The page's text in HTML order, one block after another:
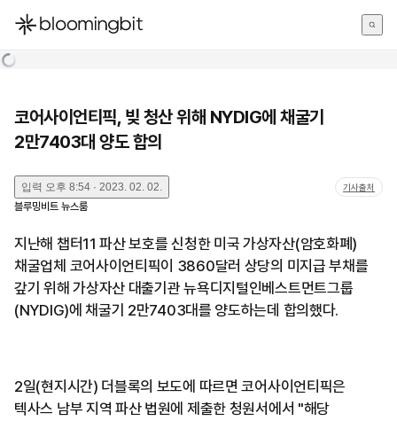
한국어
코어사이언티픽, 빚 청산 위해 NYDIG에 채굴기
2만7403대 양도 합의
입력 오후 8:54 · 2023. 02. 02. 기사출처
블루밍비트 뉴스룸
지난해 챕터11 파산 보호를 신청한 미국 가상자산(암호화폐)
채굴업체 코어사이언티픽이 3860달러 상당의 미지급 부채를
갚기 위해 가상자산 대출기관 뉴욕디지털인베스트먼트그룹
(NYDIG)에 채굴기 2만7403대를 양도하는데 합의했다.
2일(현지시간) 더블록의 보도에 따르면 코어사이언티픽은
텍사스 남부 지역 파산 법원에 제출한 청원서에서 "해당